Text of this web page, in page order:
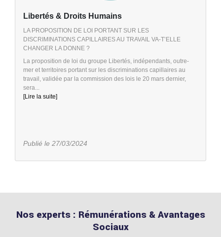
Libertés & Droits Humains
LA PROPOSITION DE LOI PORTANT SUR LES
DISCRIMINATIONS CAPILLAIRES AU TRAVAIL VA-T’ELLE
CHANGER LA DONNE ?
La proposition de loi du groupe Libertés, indépendants, outre-
mer et territoires portant sur les discriminations capillaires au
travail, validée par la commission des lois le 20 mars dernier,
sera...
[Lire la suite]
Publié le 27/03/2024
Nos experts : Rémunérations & Avantages
Sociaux